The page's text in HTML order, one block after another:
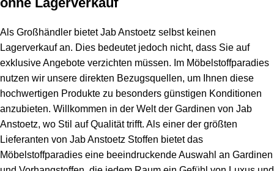
Als Großhändler bietet Jab Anstoetz selbst keinen
Lagerverkauf an. Dies bedeutet jedoch nicht, dass Sie auf
exklusive Angebote verzichten müssen. Im Möbelstoffparadies
nutzen wir unsere direkten Bezugsquellen, um Ihnen diese
hochwertigen Produkte zu besonders günstigen Konditionen
anzubieten. Willkommen in der Welt der Gardinen von Jab
Anstoetz, wo Stil auf Qualität trifft. Als einer der größten
Lieferanten von Jab Anstoetz Stoffen bietet das
Möbelstoffparadies eine beeindruckende Auswahl an Gardinen